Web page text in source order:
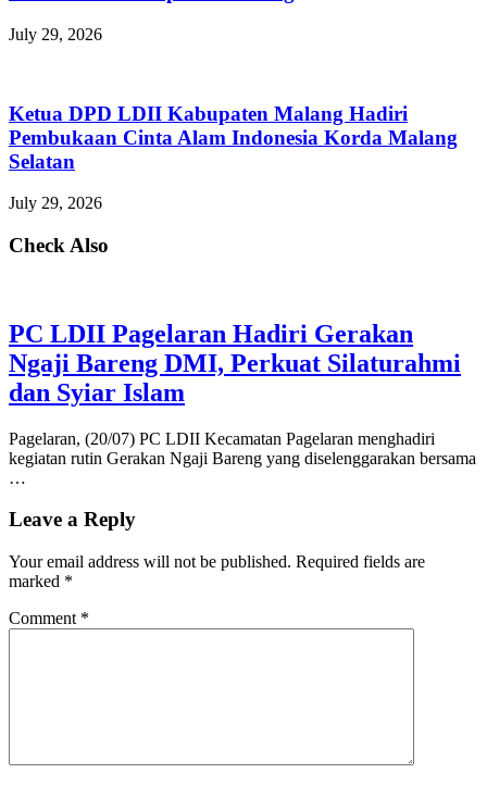
July 29, 2026
Ketua DPD LDII Kabupaten Malang Hadiri
Pembukaan Cinta Alam Indonesia Korda Malang
Selatan
July 29, 2026
Check Also
PC LDII Pagelaran Hadiri Gerakan
Ngaji Bareng DMI, Perkuat Silaturahmi
dan Syiar Islam
Pagelaran, (20/07) PC LDII Kecamatan Pagelaran menghadiri
kegiatan rutin Gerakan Ngaji Bareng yang diselenggarakan bersama
…
Leave a Reply
Your email address will not be published. Required fields are
marked *
Comment *